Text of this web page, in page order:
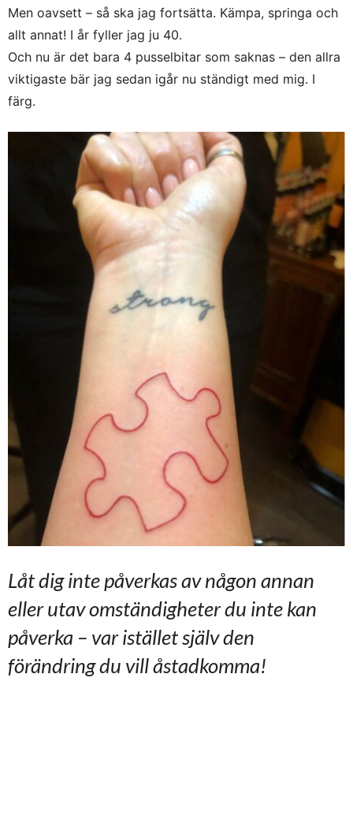
Men oavsett – så ska jag fortsätta. Kämpa, springa och
allt annat! I år fyller jag ju 40.
Och nu är det bara 4 pusselbitar som saknas – den allra
viktigaste bär jag sedan igår nu ständigt med mig. I
färg.
Låt dig inte påverkas av någon annan
eller utav omständigheter du inte kan
påverka – var istället själv den
förändring du vill åstadkomma!